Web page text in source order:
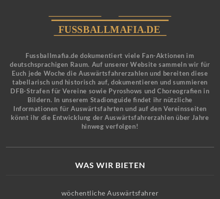
Fussballmafia.de dokumentiert viele Fan-Aktionen im
deutschsprachigen Raum. Auf unserer Website sammeln wir für
Euch jede Woche die Auswärtsfahrerzahlen und bereiten diese
tabellarisch und historisch auf, dokumentieren und summieren
DFB-Strafen für Vereine sowie Pyroshows und Choreografien in
Bildern. In unserem Stadionguide findet ihr nützliche
Informationen für Auswärtsfahrten und auf den Vereinsseiten
könnt ihr die Entwicklung der Auswärtsfahrerzahlen über Jahre
hinweg verfolgen!
WAS WIR BIETEN
wöchentliche Auswärtsfahrer